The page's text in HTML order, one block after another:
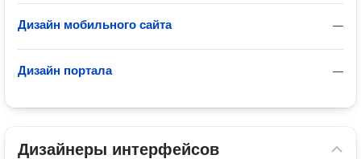
—
Дизайн мобильного сайта
—
Дизайн портала
Дизайнеры интерфейсов